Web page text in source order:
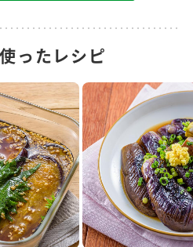
ったレシピ